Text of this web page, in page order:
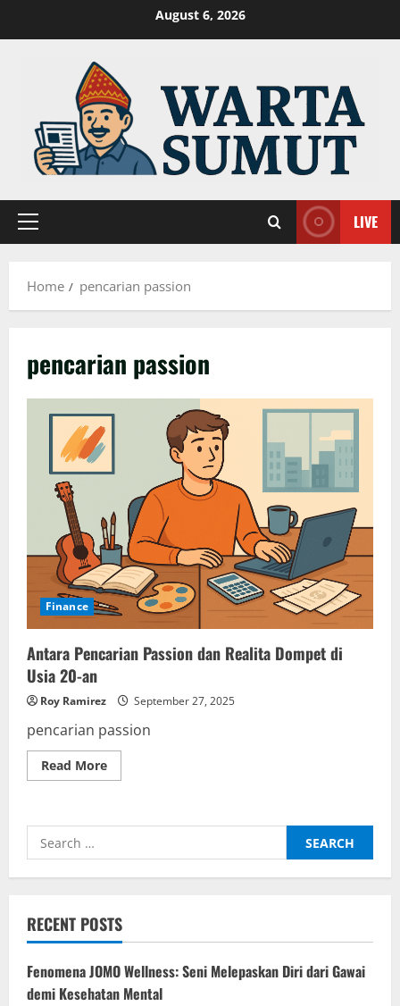
August 6, 2026
Primary
LIVE
Home pencarian passion
pencarian passion
Finance
Antara Pencarian Passion dan Realita Dompet di
Usia 20-an
Roy Ramirez September 27, 2025
pencarian passion
Read MoreRead
more
Passion
Dompet
di
an
Search
for:
RECENT POSTS
Fenomena JOMO Wellness: Seni Melepaskan Diri dari Gawai
demi Kesehatan Mental